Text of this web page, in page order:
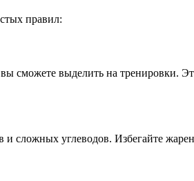
правил:
сможете выделить на тренировки.
и сложных углеводов. Избегайте